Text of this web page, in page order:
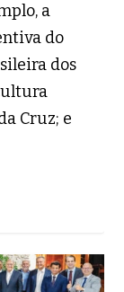
a
do
dos
Cruz; e